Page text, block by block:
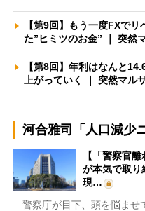
【第9回】もう一度FXで
た”ヒミツのお金” ｜ 突然
【第8回】年利はなんと
上がっていく ｜ 突然マル
河合雅司「人口減少
【「警察官
が本気で取
現…
警察庁が目下、頭を悩ませ